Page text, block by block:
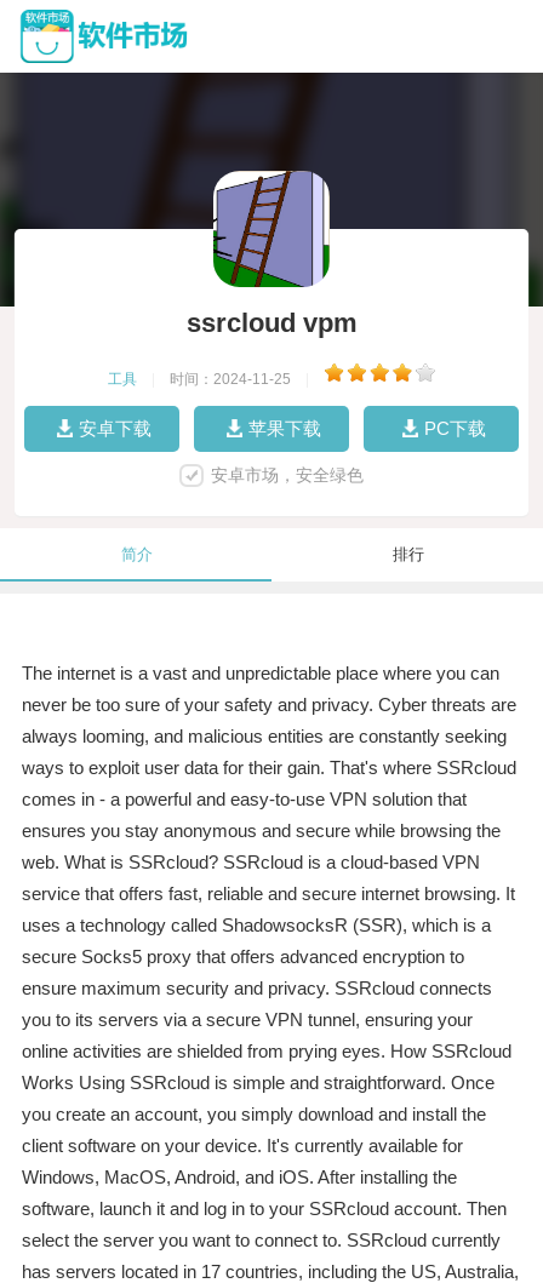
ssrcloud vpm
工具 时间：2024-11-25
安卓下载 苹果下载 PC下载
安卓市场，安全绿色
简介 排行
The internet is a vast and unpredictable place where you can
never be too sure of your safety and privacy. Cyber threats are
always looming, and malicious entities are constantly seeking
ways to exploit user data for their gain. That's where SSRcloud
comes in - a powerful and easy-to-use VPN solution that
ensures you stay anonymous and secure while browsing the
web. What is SSRcloud? SSRcloud is a cloud-based VPN
service that offers fast, reliable and secure internet browsing. It
uses a technology called ShadowsocksR (SSR), which is a
secure Socks5 proxy that offers advanced encryption to
ensure maximum security and privacy. SSRcloud connects
you to its servers via a secure VPN tunnel, ensuring your
online activities are shielded from prying eyes. How SSRcloud
Works Using SSRcloud is simple and straightforward. Once
you create an account, you simply download and install the
client software on your device. It's currently available for
Windows, MacOS, Android, and iOS. After installing the
software, launch it and log in to your SSRcloud account. Then
select the server you want to connect to. SSRcloud currently
has servers located in 17 countries, including the US, Australia,